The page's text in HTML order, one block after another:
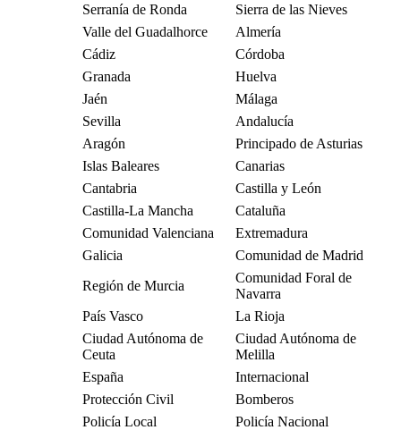
Serranía de Ronda
Sierra de las Nieves
Valle del Guadalhorce
Almería
Cádiz
Córdoba
Granada
Huelva
Jaén
Málaga
Sevilla
Andalucía
Aragón
Principado de Asturias
Islas Baleares
Canarias
Cantabria
Castilla y León
Castilla-La Mancha
Cataluña
Comunidad Valenciana
Extremadura
Galicia
Comunidad de Madrid
Región de Murcia
Comunidad Foral de
Navarra
País Vasco
La Rioja
Ciudad Autónoma de
Ceuta
Ciudad Autónoma de
Melilla
España
Internacional
Protección Civil
Bomberos
Policía Local
Policía Nacional